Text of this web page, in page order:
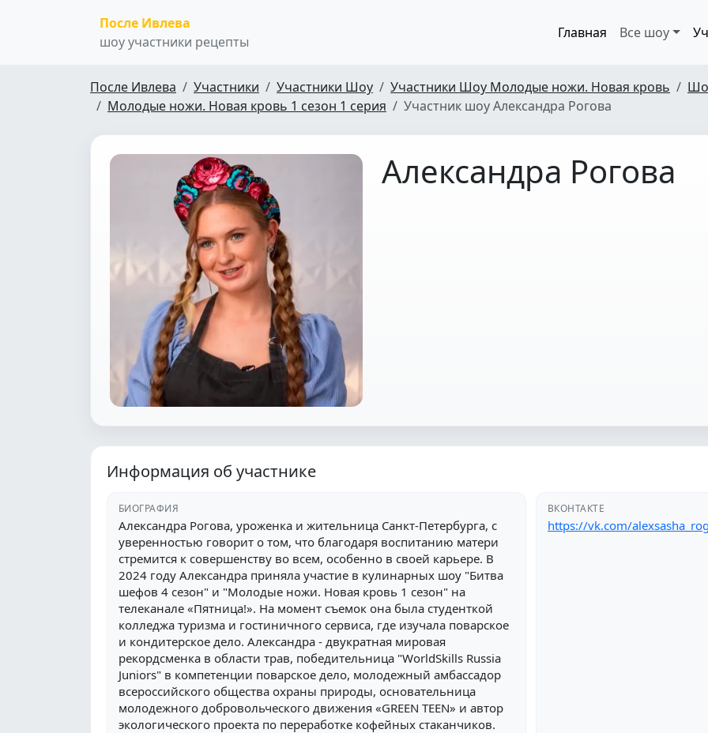
После Ивлева
шоу участники рецепты
Главная Все шоу
После Ивлева Участники Участники Шоу Участники Шоу Молодые ножи. Новая кровь
Молодые ножи. Новая кровь 1 сезон 1 серия
Участник шоу Александра Рогова
Александра Рогова
Информация об участнике
БИОГРАФИЯ
Александра Рогова, уроженка и жительница Санкт-Петербурга, с
уверенностью говорит о том, что благодаря воспитанию матери
стремится к совершенству во всем, особенно в своей карьере. В
2024 году Александра приняла участие в кулинарных шоу "Битва
шефов 4 сезон" и "Молодые ножи. Новая кровь 1 сезон" на
телеканале «Пятница!». На момент съемок она была студенткой
колледжа туризма и гостиничного сервиса, где изучала поварское
и кондитерское дело. Александра - двукратная мировая
рекордсменка в области трав, победительница "WorldSkills Russia
Juniors" в компетенции поварское дело, молодежный амбассадор
всероссийского общества охраны природы, основательница
молодежного добровольческого движения «GREEN TEEN» и автор
экологического проекта по переработке кофейных стаканчиков.
ВКОНТАКТЕ
https://vk.com/